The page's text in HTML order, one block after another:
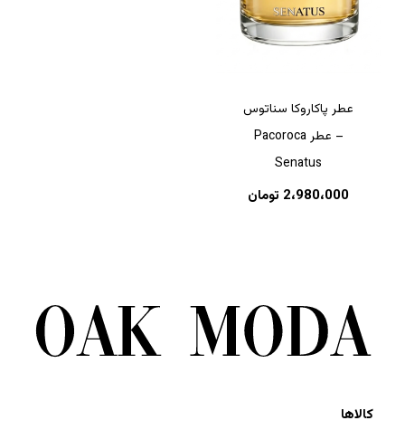
بازگشت به فروشگاه
عطر پاکاروکا سناتوس
– عطر Pacoroca
Senatus
2،980،000 تومان
کالاها